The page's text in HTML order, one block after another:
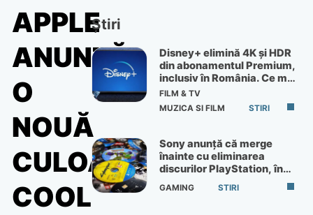
APPLE
ANUNŢĂ
O
NOUĂ
CULOARE
COOL
Știri
Disney+ elimină 4K și HDR
din abonamentul Premium,
inclusiv în România. Ce mai
primești de 60 lei pe lună
FILM & TV
MUZICA SI FILM
STIRI
Sony anunță că merge
înainte cu eliminarea
discurilor PlayStation, în
ciuda protestelor
GAMING STIRI